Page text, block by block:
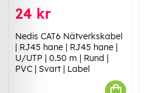
24 kr
Nedis CAT6 Nätverkskabel
| RJ45 hane | RJ45 hane |
U/UTP | 0.50 m | Rund |
PVC | Svart | Label